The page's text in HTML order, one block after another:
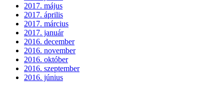
2017. május
2017. április
2017. március
2017. január
2016. december
2016. november
2016. október
2016. szeptember
2016. június